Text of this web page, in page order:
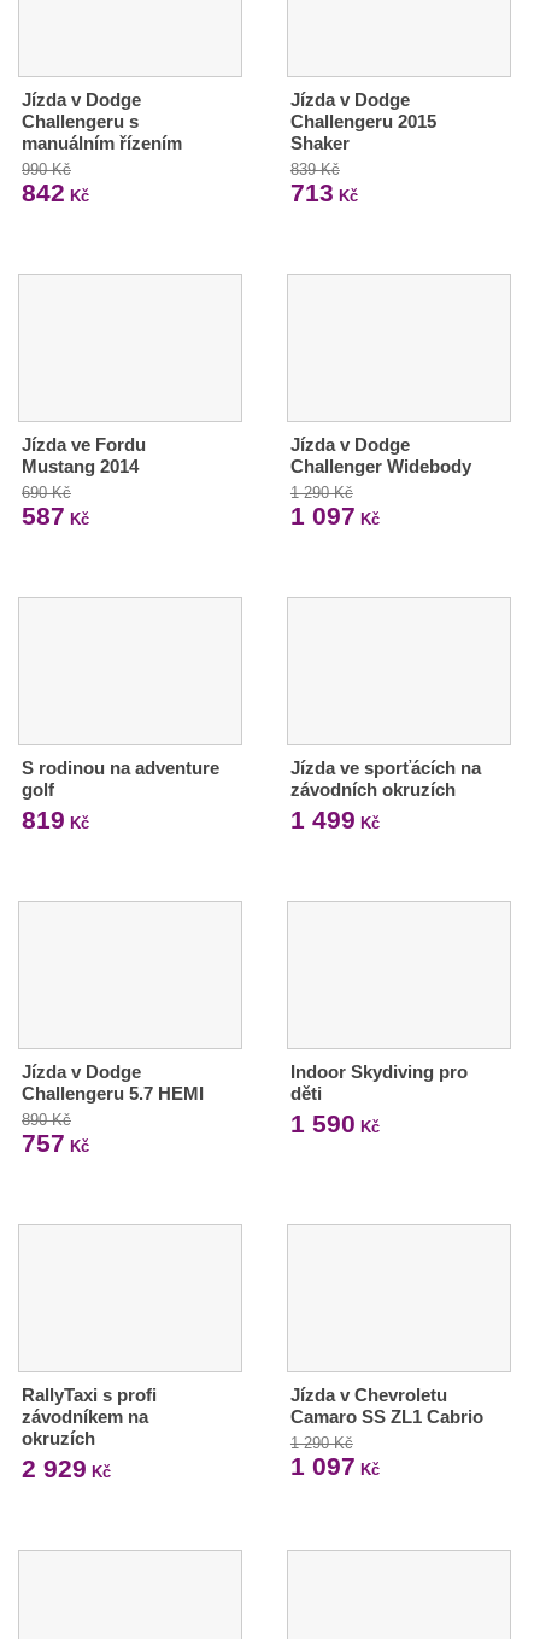
Jízda v Dodge
Challengeru s
manuálním řízením
990 Kč
842 Kč
Jízda v Dodge
Challengeru 2015
Shaker
839 Kč
713 Kč
Jízda ve Fordu
Mustang 2014
690 Kč
587 Kč
Jízda v Dodge
Challenger Widebody
1 290 Kč
1 097 Kč
S rodinou na adventure
golf
819 Kč
Jízda ve sporťácích na
závodních okruzích
1 499 Kč
Jízda v Dodge
Challengeru 5.7 HEMI
890 Kč
757 Kč
Indoor Skydiving pro
děti
1 590 Kč
RallyTaxi s profi
závodníkem na
okruzích
2 929 Kč
Jízda v Chevroletu
Camaro SS ZL1 Cabrio
1 290 Kč
1 097 Kč